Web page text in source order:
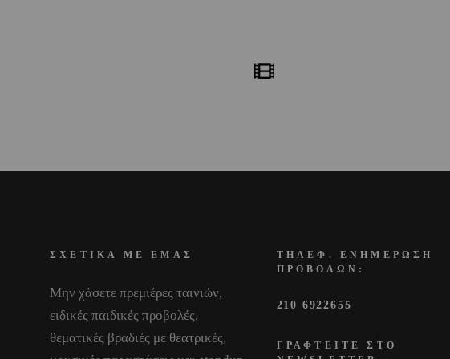
ΣΧΕΤΙΚΑ ΜΕ ΕΜΑΣ
Μην χάσετε πρεμιέρες ταινιών,
ειδικές παιδικές προβολές,
θεματικές βραδιές με θεατρικές,
ΤΗΛΕΦ. ΕΝΗΜΕΡΩΣΗ
ΠΡΟΒΟΛΩΝ:
210 6922655
ΓΡΑΦΤΕΙΤΕ ΣΤΟ